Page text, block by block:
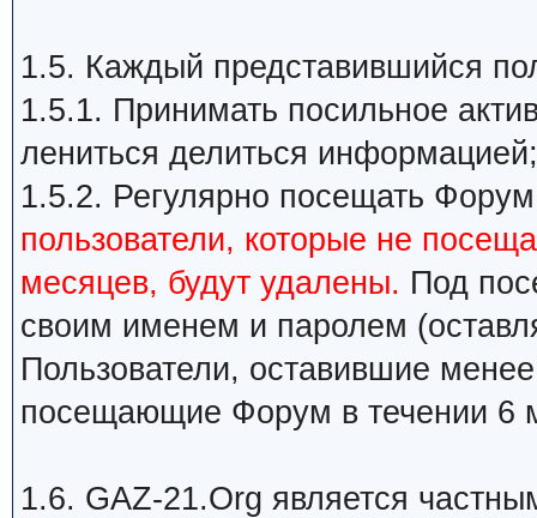
1.5. Каждый представившийся
1.5.1. Принимать посильное
лениться делиться информацией;
1.5.2. Регулярно посещать
пользователи, которые не
месяцев, будут удалены. Под
своим именем и паролем
Пользователи, оставившие
посещающие Форум в течении 6
1.6. GAZ-21.Org является